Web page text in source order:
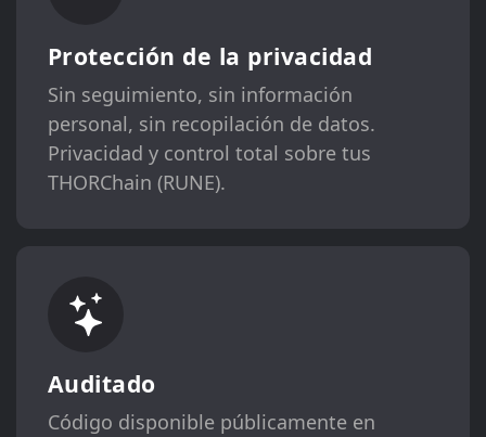
Protección de la privacidad
Sin seguimiento, sin información
personal, sin recopilación de datos.
Privacidad y control total sobre tus
THORChain (RUNE).
Auditado
Código disponible públicamente en